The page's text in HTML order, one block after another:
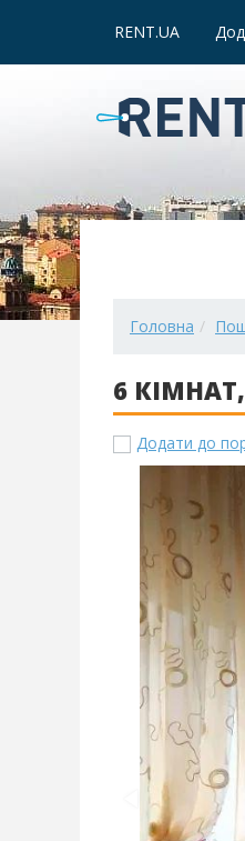
RENT.UA
Головна
6
Додати до